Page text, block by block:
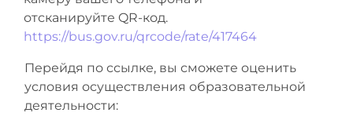
отсканируйте QR-код.
https://bus.gov.ru/qrcode/rate/417464
Перейдя по ссылке, вы сможете оценить
условия осуществления образовательной
деятельности: